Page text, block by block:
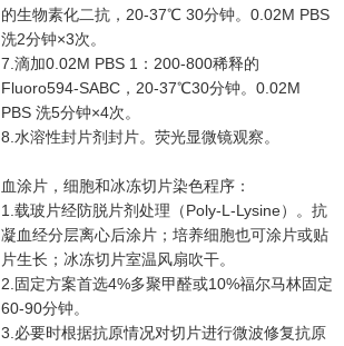
的生物素化二抗，20-37℃ 30分钟。0.02M PBS
洗2分钟×3次。
7.滴加0.02M PBS 1：200-800稀释的
Fluoro594-SABC，20-37℃30分钟。0.02M
PBS 洗5分钟×4次。
8.水溶性封片剂封片。荧光显微镜观察。
血涂片，细胞和冰冻切片染色程序：
1.载玻片经防脱片剂处理（Poly-L-Lysine）。抗
凝血经分层离心后涂片；培养细胞也可涂片或贴
片生长；冰冻切片室温风扇吹干。
2.固定方案首选4%多聚甲醛或10%福尔马林固定
60-90分钟。
3.必要时根据抗原情况对切片进行微波修复抗原